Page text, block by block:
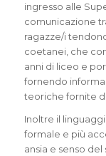
ingresso alle
comunicazione
ragazze/i
coetanei, che
anni di liceo e
fornendo
teoriche fornite
Inoltre il
formale e più
ansia e senso